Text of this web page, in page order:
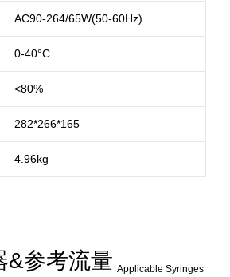
AC90-264/65W(50-60Hz)
0-40°C
<80%
282*266*165
4.96kg
&参考流量 Applicable Syringes